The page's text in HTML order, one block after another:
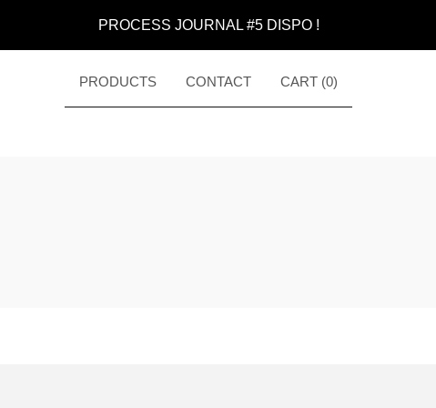
PROCESS JOURNAL #5 DISPO !
PRODUCTS CONTACT CART (0)